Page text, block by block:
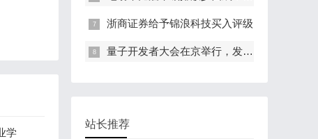
学
浙商证券给予锦浪科技买入评级
量子开发者大会在京举行，发布全球首个全平台量子软硬一体解
站长推荐